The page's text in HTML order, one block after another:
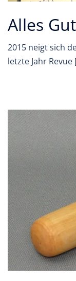
Alles
2015 neigt sich
letzte Jahr Revue